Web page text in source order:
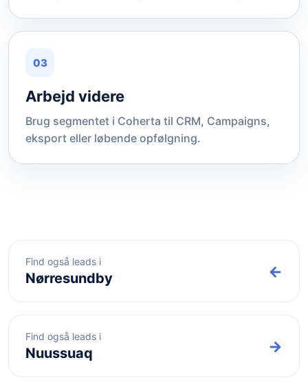
03
Arbejd videre
Brug segmentet i Coherta til CRM, Campaigns,
eksport eller løbende opfølgning.
Find også leads i
Nørresundby ←
Find også leads i
Nuussuaq →